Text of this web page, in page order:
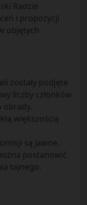
Radzie
i propozycji
objętych
zostały podjęte
liczby członków
obrady.
większością
są jawne.
postanowić
tajnego.